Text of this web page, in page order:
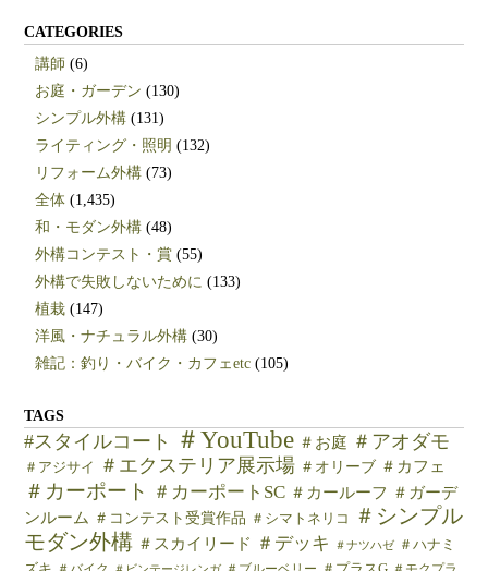
CATEGORIES
講師 (6)
お庭・ガーデン (130)
シンプル外構 (131)
ライティング・照明 (132)
リフォーム外構 (73)
全体 (1,435)
和・モダン外構 (48)
外構コンテスト・賞 (55)
外構で失敗しないために (133)
植栽 (147)
洋風・ナチュラル外構 (30)
雑記：釣り・バイク・カフェetc (105)
TAGS
#スタイルコート ＃YouTube ＃お庭 ＃アオダモ
＃アジサイ ＃エクステリア展示場 ＃オリーブ ＃カフェ
＃カーポート ＃カーポートSC ＃カールーフ ＃ガーデ
ンルーム ＃コンテスト受賞作品 ＃シマトネリコ
＃シンプル
モダン外構 ＃スカイリード ＃デッキ ＃ナツハゼ
＃ハナミ